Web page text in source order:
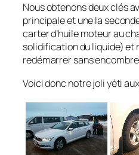
Nous obtenons deux clés
principale et une la
carter d’huile moteur au
solidification du liquide) et
redémarrer sans
Voici donc notre joli yéti